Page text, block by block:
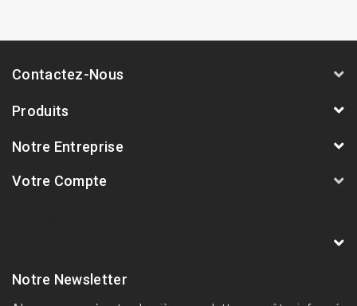
Contactez-Nous
Produits
Notre Entreprise
Votre Compte
Notre Newsletter